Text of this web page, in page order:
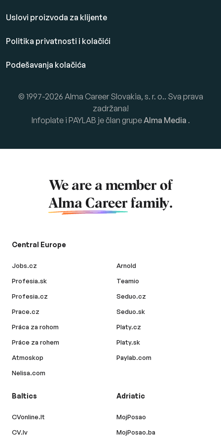
Uslovi proizvoda za klijente
Politika privatnosti i kolačići
Podešavanja kolačića
© 1997-2026 Alma Career Slovakia, s. r. o.. Sva prava
zadržana!
Infoplate i PAYLAB je član grupeAlma Media .
We are a member of
Alma Career family.
Central Europe
Jobs.cz
Profesia.sk
Profesia.cz
Prace.cz
Práca za rohom
Práce za rohem
Atmoskop
Nelisa.com
Arnold
Teamio
Seduo.cz
Seduo.sk
Platy.cz
Platy.sk
Paylab.com
Baltics
CVonline.lt
CV.lv
Adriatic
MojPosao
MojPosao.ba